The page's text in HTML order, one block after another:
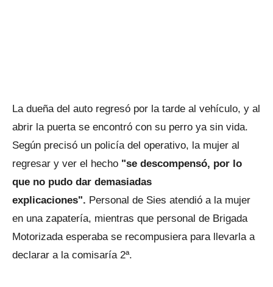
La dueña del auto regresó por la tarde al vehículo, y al
abrir la puerta se encontró con su perro ya sin vida.
Según precisó un policía del operativo, la mujer al
regresar y ver el hecho "se descompensó, por lo
que no pudo dar demasiadas
explicaciones". Personal de Sies atendió a la mujer
en una zapatería, mientras que personal de Brigada
Motorizada esperaba se recompusiera para llevarla a
declarar a la comisaría 2ª.